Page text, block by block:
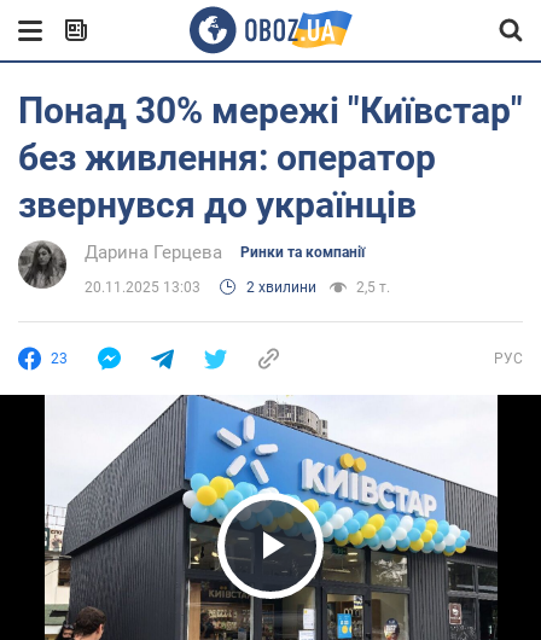
Понад 30% мережі "Київстар"
без живлення: оператор
звернувся до українців
Дарина Герцева Ринки та компанії
20.11.2025 13:03 2 хвилини 2,5 т.
23 РУС
Play Video